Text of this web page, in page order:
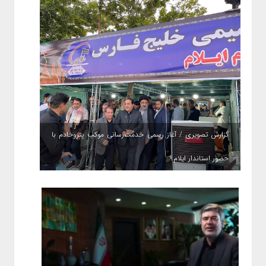
گزارش تصویری / آغاز رسمی خدمت‌رسانی موکب پتروخادم با
حضور استاندار ایلام